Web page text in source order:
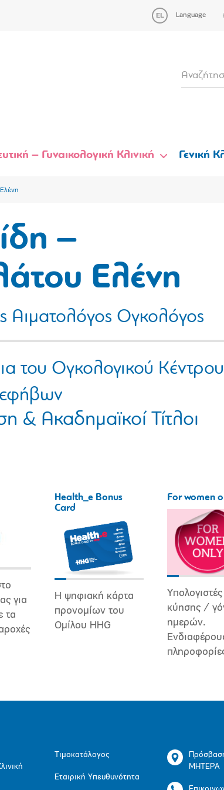
Language
– Γυναικολογική Κλινική Γενική
–
Ελένη
Αιματολόγος Ογκολόγος
του Ογκολογικού Κέντρου
& Ακαδημαϊκοί Τίτλοι
για
τα
Health_e Bonus
Card
Η ψηφιακή κάρτα
προνομίων του
Ομίλου HHG
For women
Υπολογιστές
κύησης /
ημερών.
Τιμοκατάλογος
Εταιρική Υπευθυνότητα
ΜΗΤΕΡΑ